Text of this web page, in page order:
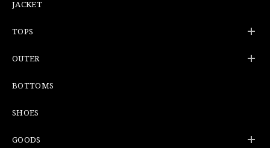
JACKET
TOPS
OUTER
BOTTOMS
SHOES
GOODS